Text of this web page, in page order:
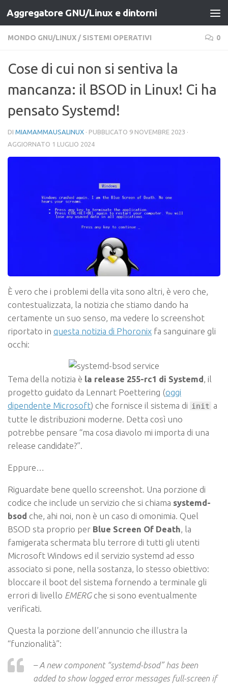
Salta al contenuto
Aggregatore GNU/Linux e dintorni
MONDO GNU/LINUX / SISTEMI OPERATIVI 0
Cose di cui non si sentiva la
mancanza: il BSOD in Linux! Ci ha
pensato Systemd!
DI MIAMAMMAUSALINUX · PUBBLICATO 9 NOVEMBRE 2023 ·
AGGIORNATO 1 LUGLIO 2024
È vero che i problemi della vita sono altri, è vero che,
contestualizzata, la notizia che stiamo dando ha
certamente un suo senso, ma vedere lo screenshot
riportato in questa notizia di Phoronix fa sanguinare gli
occhi:
Tema della notizia è la release 255-rc1 di Systemd, il
progetto guidato da Lennart Poettering (oggi
dipendente Microsoft) che fornisce il sistema di init a
tutte le distribuzioni moderne. Detta così uno
potrebbe pensare “ma cosa diavolo mi importa di una
release candidate?”.
Eppure…
Riguardate bene quello screenshot. Una porzione di
codice che include un servizio che si chiama systemd-
bsod che, ahi noi, non è un caso di omonimia. Quel
BSOD sta proprio per Blue Screen Of Death, la
famigerata schermata blu terrore di tutti gli utenti
Microsoft Windows ed il servizio systemd ad esso
associato si pone, nella sostanza, lo stesso obiettivo:
bloccare il boot del sistema fornendo a terminale gli
errori di livello EMERGche si sono eventualmente
verificati.
Questa la porzione dell’annuncio che illustra la
“funzionalità”:
– A new component “systemd-bsod” has been
added to show logged error messages full-screen if